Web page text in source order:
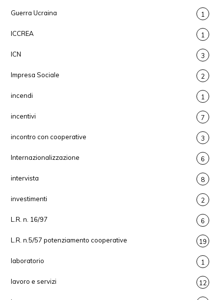
Guerra Ucraina 1
ICCREA 1
ICN 3
Impresa Sociale 2
incendi 1
incentivi 7
incontro con cooperative 3
Internazionalizzazione 6
intervista 8
investimenti 2
L.R. n. 16/97 6
L.R. n.5/57 potenziamento cooperative 19
laboratorio 1
lavoro e servizi 12